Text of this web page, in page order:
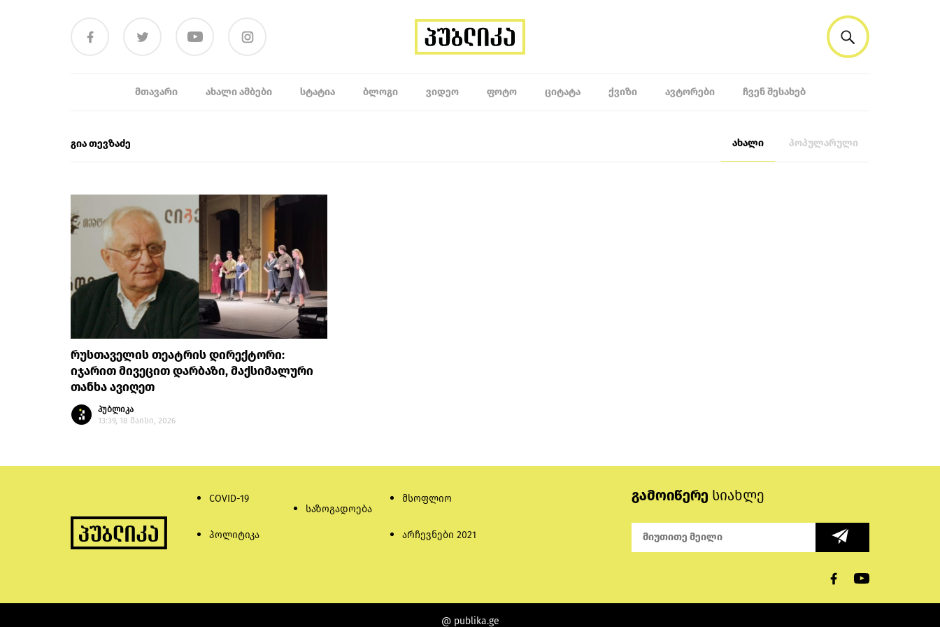
ᲛᲗᲐᲕᲐᲠᲘ ᲐᲮᲐᲚᲘ ᲐᲛᲑᲔᲑᲘ ᲡᲢᲐᲢᲘᲐ ᲑᲚᲝᲒᲘ ᲕᲘᲓᲔᲝ ᲤᲝᲢᲝ ᲪᲘᲢᲐᲢᲐ ᲥᲕᲘᲖᲘ ᲐᲕᲢᲝᲠᲔᲑᲘ ᲩᲕᲔᲜ ᲨᲔᲡᲐᲮᲔᲑ
გია თევზაძე ახალი პოპულარული
რუსთაველის თეატრის დირექტორი:
იჯარით მივეცით დარბაზი, მაქსიმალური
თანხა ავიღეთ
პუბლიკა
13:39, 18 მაისი, 2026
COVID-19
პოლიტიკა
საზოგადოება
მსოფლიო
არჩევნები 2021
გამოიწერე სიახლე
@ publika.ge